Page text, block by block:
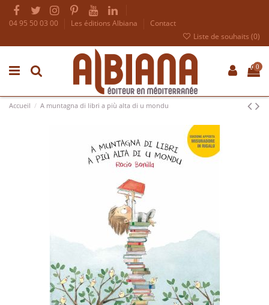
04 95 50 03 00 Les éditions Albiana
Contact
Liste de souhaits (0)
0
Accueil A muntagna di libri a più alta di u mondu